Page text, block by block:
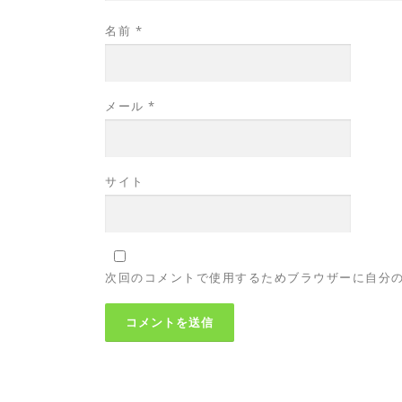
名前 *
メール *
サイト
次回のコメントで使用するためブラウザーに自分